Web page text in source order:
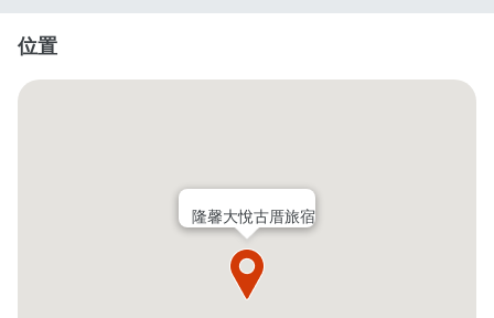
位置
隆馨大悅古厝旅宿